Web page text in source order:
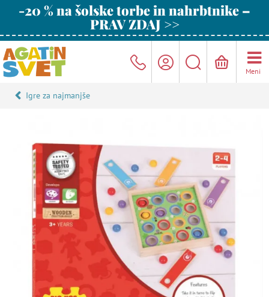
-20 % na šolske torbe in nahrbtnike –
PRAV ZDAJ >>
Meni
Igre za najmanjše